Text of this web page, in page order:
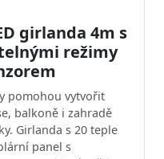
girlanda 4m s
režimy
pomohou vytvořit
balkoně i zahradě
Girlanda s 20 teple
panel s